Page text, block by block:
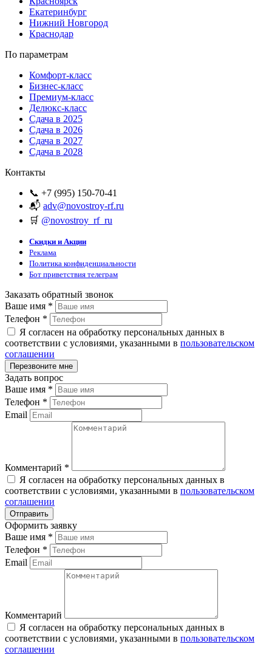
Екатеринбург
Нижний Новгород
Краснодар
По параметрам
Комфорт-класс
Бизнес-класс
Премиум-класс
Делюкс-класс
Сдача в 2025
Сдача в 2026
Сдача в 2027
Сдача в 2028
Контакты
📞 +7 (995) 150-70-41
📬 adv@novostroy-rf.ru
🛒 @novostroy_rf_ru
Скидки и Акции
Реклама
Политика конфиденциальности
Бот приветствия телеграм
Заказать обратный звонок
Ваше имя *
Телефон *
Я согласен на обработку персональных данных в
соответствии с условиями, указанными в пользовательском
соглашении
Задать вопрос
Ваше имя *
Телефон *
Email
Комментарий *
Я согласен на обработку персональных данных в
соответствии с условиями, указанными в пользовательском
соглашении
Оформить заявку
Ваше имя *
Телефон *
Email
Комментарий
Я согласен на обработку персональных данных в
соответствии с условиями, указанными в пользовательском
соглашении